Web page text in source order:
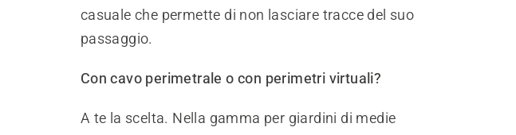
casuale che permette di non lasciare tracce del suo
passaggio.
Con cavo perimetrale o con perimetri virtuali?
A te la scelta. Nella gamma per giardini di medie